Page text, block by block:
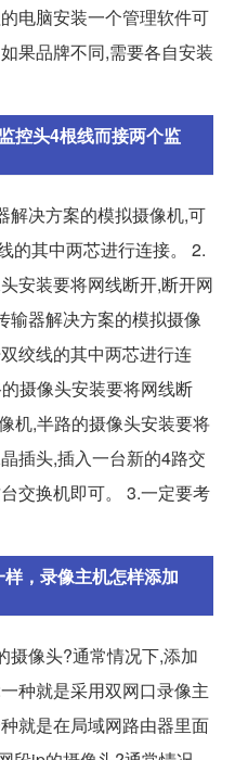
电脑安装一个管理软件可
果品牌不同,需要各自安装
控头4根线而接两个监
解决方案的模拟摄像机,可
的其中两芯进行连接。 2.
安装要将网线断开,断开网
输器解决方案的模拟摄像
绞线的其中两芯进行连
摄像头安装要将网线断
机,半路的摄像头安装要将
插头,插入一台新的4路交
交换机即可。 3.一定要考
，录像主机怎样添加
摄像头?通常情况下,添加
种就是采用双网口录像主
就是在局域网路由器里面